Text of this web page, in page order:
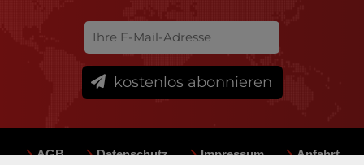
kostenlos abonnieren
AGB Datenschutz Impressum Anfahrt